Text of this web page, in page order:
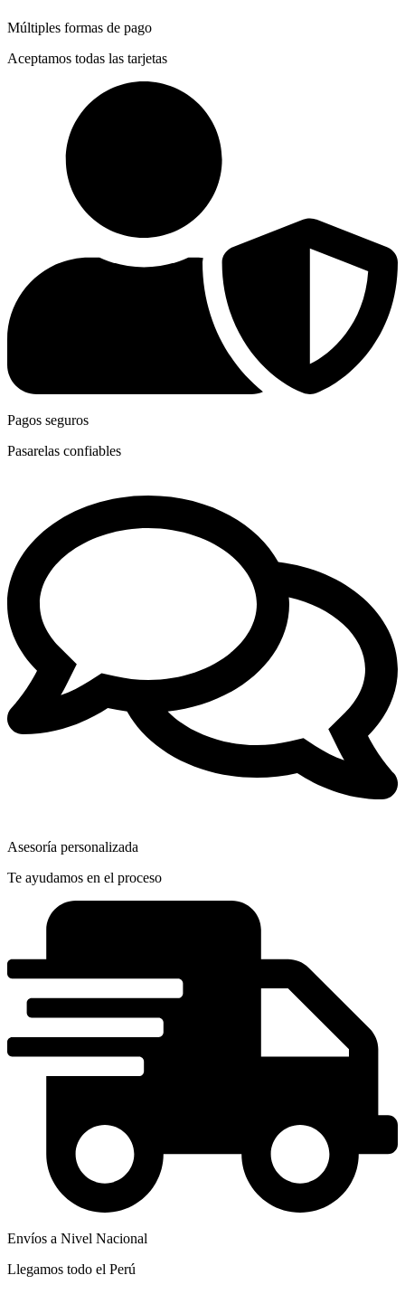
Múltiples formas de pago
Aceptamos todas las tarjetas
Pagos seguros
Pasarelas confiables
Asesoría personalizada
Te ayudamos en el proceso
Envíos a Nivel Nacional
Llegamos todo el Perú